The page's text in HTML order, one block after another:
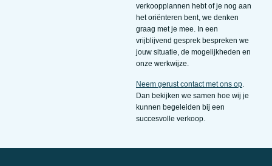
verkoopplannen hebt of je nog aan
het oriënteren bent, we denken
graag met je mee. In een
vrijblijvend gesprek bespreken we
jouw situatie, de mogelijkheden en
onze werkwijze.
Neem gerust contact met ons op
Dan bekijken we samen hoe wij je
kunnen begeleiden bij een
succesvolle verkoop.